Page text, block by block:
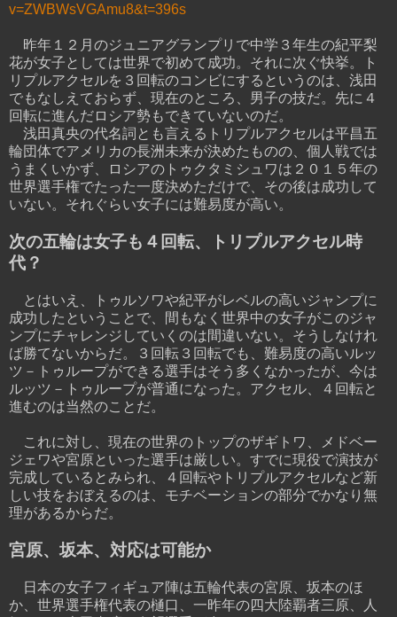
v=ZWBWsVGAmu8&t=396s
昨年１２月のジュニアグランプリで中学３年生の紀平梨
花が女子としては世界で初めて成功。それに次ぐ快挙。ト
リプルアクセルを３回転のコンビにするというのは、浅田
でもなしえておらず、現在のところ、男子の技だ。先に４
回転に進んだロシア勢もできていないのだ。
浅田真央の代名詞とも言えるトリプルアクセルは平昌五
輪団体でアメリカの長洲未来が決めたものの、個人戦では
うまくいかず、ロシアのトゥクタミシュワは２０１５年の
世界選手権でたった一度決めただけで、その後は成功して
いない。それぐらい女子には難易度が高い。
次の五輪は女子も４回転、トリプルアクセル時
代？
とはいえ、トゥルソワや紀平がレベルの高いジャンプに
成功したということで、間もなく世界中の女子がこのジャ
ンプにチャレンジしていくのは間違いない。そうしなけれ
ば勝てないからだ。３回転３回転でも、難易度の高いルッ
ツ－トゥループができる選手はそう多くなかったが、今は
ルッツ－トゥループが普通になった。アクセル、４回転と
進むのは当然のことだ。
これに対し、現在の世界のトップのザギトワ、メドベー
ジェワや宮原といった選手は厳しい。すでに現役で演技が
完成しているとみられ、４回転やトリプルアクセルなど新
しい技をおぼえるのは、モチベーションの部分でかなり無
理があるからだ。
宮原、坂本、対応は可能か
日本の女子フィギュア陣は五輪代表の宮原、坂本のほ
か、世界選手権代表の樋口、一昨年の四大陸覇者三原、人